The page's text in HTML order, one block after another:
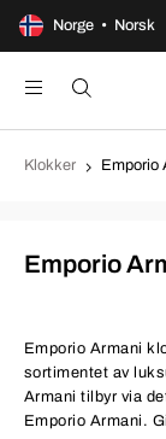
Norge • Norsk
Sikre
Klokker Emporio
Emporio
Emporio Armani
sortimentet av
Armani tilbyr via
Emporio Armani.